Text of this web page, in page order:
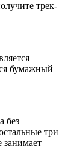
трек-
бумажный
без
три
занимает